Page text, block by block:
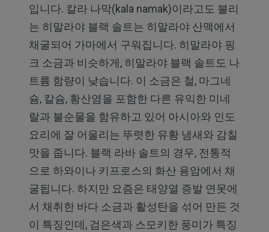
입니다. 칼라 나막(kala namak)이라고도 불리
는 히말라야 블랙 솔트는 히말라야 산맥에서
채굴되어 가마에서 구워집니다. 히말라야 핑
크 소금과 비슷하게, 히말라야 블랙 솔트도 나
트륨 함량이 낮습니다. 이 소금은 철, 마그네
슘, 칼슘, 황산염을 포함한 다른 유익한 미네
랄과 불순물을 함유하고 있어 아시아와 인도
요리에 잘 어울리는 뚜렷한 유황 냄새와 감칠
맛을 줍니다. 블랙 라바 솔트의 경우, 전통적
으로 하와이나 키프로스의 화산 용암에서 채
굴됩니다. 하지만 요즘은 태양열 증발 연못에
서 채취한 바다 소금과 활성탄을 섞어 만든 것
이 특징인데, 검은색과 스모키한 풍미가 특징